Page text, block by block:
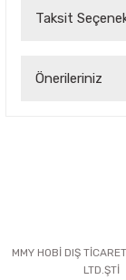
Taksit
Önerileriniz
Ürün
Ürün
MMY HOBİ DIŞ
LTD.ŞTİ